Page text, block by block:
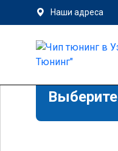
Наши адреса